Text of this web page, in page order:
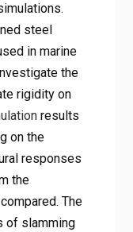
steel
in marine
the
rigidity on
results
on the
responses
the
The
of slamming